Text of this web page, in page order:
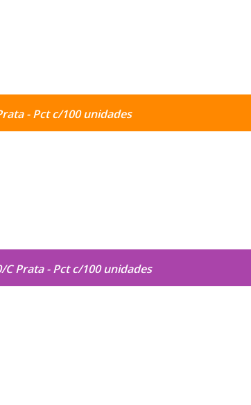
- Pct c/100 unidades
Prata - Pct c/100 unidades